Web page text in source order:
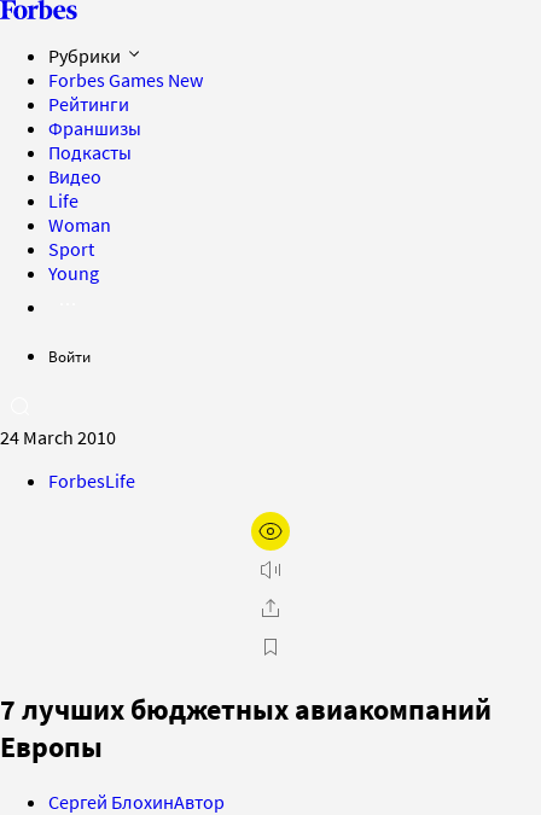
Рубрики
Forbes Games New
Рейтинги
Франшизы
Подкасты
Видео
Life
Woman
Sport
Young
Войти
24 March 2010
ForbesLife
7 лучших бюджетных авиакомпаний
Европы
Сергей БлохинАвтор